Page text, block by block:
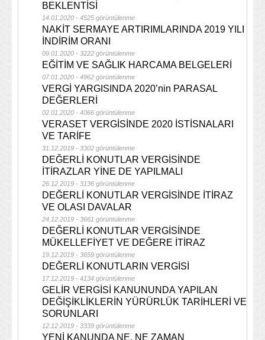
BEKLENTİSİ
14.01.2020 - 4525 görüntülenme
NAKİT SERMAYE ARTIRIMLARINDA 2019 YILI
İNDİRİM ORANI
09.01.2020 - 3222 görüntülenme
EĞİTİM VE SAĞLIK HARCAMA BELGELERİ
07.01.2020 - 4962 görüntülenme
VERGİ YARGISINDA 2020’nin PARASAL
DEĞERLERİ
02.01.2020 - 4066 görüntülenme
VERASET VERGİSİNDE 2020 İSTİSNALARI
VE TARİFE
31.12.2019 - 3302 görüntülenme
DEĞERLİ KONUTLAR VERGİSİNDE
İTİRAZLAR YİNE DE YAPILMALI
26.12.2019 - 3136 görüntülenme
DEĞERLİ KONUTLAR VERGİSİNDE İTİRAZ
VE OLASI DAVALAR
24.12.2019 - 3661 görüntülenme
DEĞERLİ KONUTLAR VERGİSİNDE
MÜKELLEFİYET VE DEĞERE İTİRAZ
19.12.2019 - 3659 görüntülenme
DEĞERLİ KONUTLARIN VERGİSİ
17.12.2019 - 4134 görüntülenme
GELİR VERGİSİ KANUNUNDA YAPILAN
DEĞİŞİKLİKLERİN YÜRÜRLÜK TARİHLERİ VE
SORUNLARI
12.12.2019 - 3339 görüntülenme
YENİ KANUNDA NE, NE ZAMAN